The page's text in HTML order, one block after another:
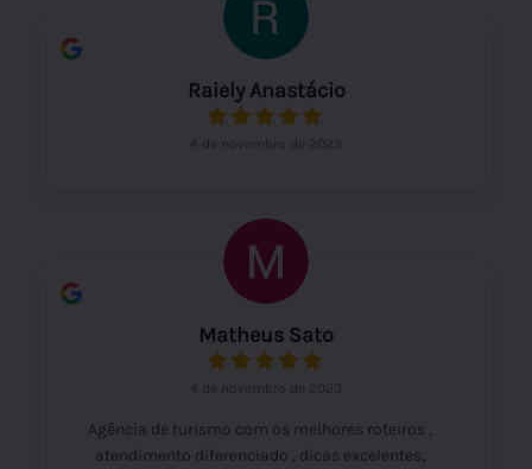
Bonito Ecotour no futuro!
Raiely Anastácio
4 de novembro de 2023
Matheus Sato
4 de novembro de 2023
Agência de turismo com os melhores roteiros ,
atendimento diferenciado , dicas excelentes,